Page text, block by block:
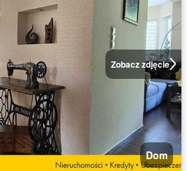
Zobacz zdjęcie
Dom